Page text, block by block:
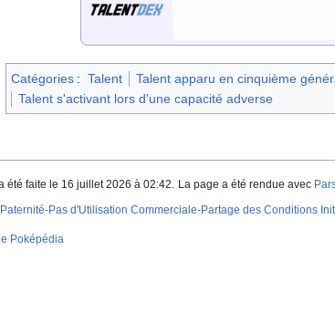
Catégories : Talent Talent apparu en cinquième
Talent s'activant lors d'une capacité adverse
été faite le 16 juillet 2026 à 02:42. La page a été rendue avec
Paternité-Pas d'Utilisation Commerciale-Partage des Conditions
Poképédia